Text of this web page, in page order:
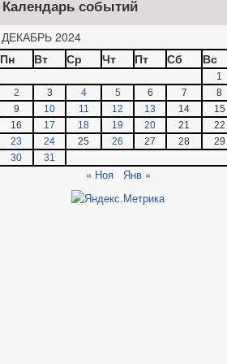
Календарь событий
ДЕКАБРЬ 2024
Пн
Вт Ср Чт Пт Сб Вс
1
2
3 4 5 6 7
8
9
10 11 12 13 14
15
16
17 18 19 20 21
22
23
24 25 26 27 28
29
30
31
« Ноя Янв »